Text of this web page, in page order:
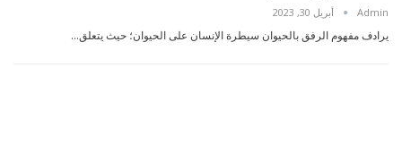
Admin أبريل 30, 2023
يرادف مفهوم الرفق بالحيوان سيطرة الإنسان على الحيوان؛ حيث يتعلق…